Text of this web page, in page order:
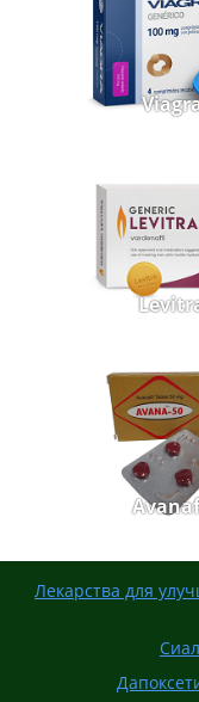
Лекарства для